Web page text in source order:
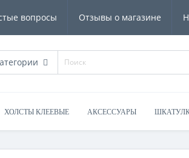
вопросы Отзывы о магазине
ХОЛСТЫ КЛЕЕВЫЕ АКСЕССУАРЫ